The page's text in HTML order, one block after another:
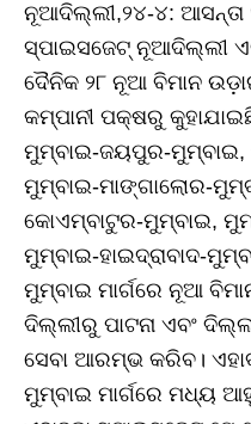
ନୂଆଦିଲ୍ଲୀ,୨୪-୪: ଆସନ୍ତା
ସ୍ପାଇସଜେଟ୍‌ ନୂଆଦିଲ୍ଲୀ
ଦୈନିକ ୨୮ ନୂଆ ବିମାନ
କମ୍ପାନୀ ପକ୍ଷରୁ
ମୁମ୍ବାଇ-ଜୟପୁର-
ମୁମ୍ବାଇ-ମାଙ୍ଗାଲୋର-
କୋଏମ୍ବାଟୁର-ମୁମ୍ବାଇ,
ମୁମ୍ବାଇ-ହାଇଦ୍ରାବାଦ-
ମୁମ୍ବାଇ ମାର୍ଗରେ ନୂଆ
ଦିଲ୍ଲୀରୁ ପାଟନା ଏବଂ
ସେବା ଆରମ୍ଭ କରିବ।
ମୁମ୍ବାଇ ମାର୍ଗରେ ମଧ୍ୟ